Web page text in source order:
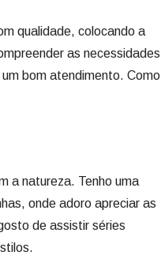
qualidade, colocando a
as necessidades
bom atendimento. Como
a natureza. Tenho uma
onde adoro apreciar as
de assistir séries